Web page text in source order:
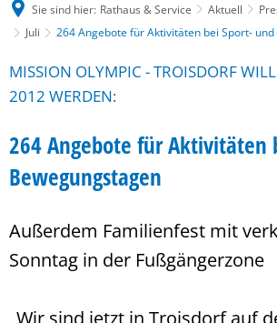
Sie sind hier: Rathaus & Service Aktuell
Juli
264 Angebote für Aktivitäten bei Sport-
MISSION OLYMPIC - TROISDORF
2012 WERDEN:
264 Angebote für Aktivitäten
Bewegungstagen
Außerdem Familienfest mit
Sonntag in der Fußgängerzone
„Wir sind jetzt in Troisdorf auf